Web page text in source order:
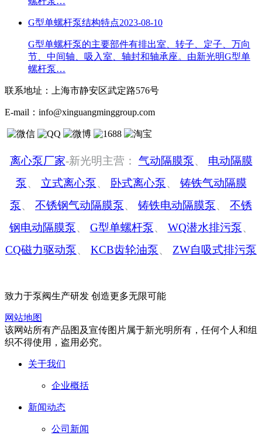
G型单螺杆泵结构特点2023-08-10
G型单螺杆泵的主要部件有排出室、转子、定子、万向
节、中间轴、吸入室、轴封和轴承座。由新光明G型单
螺杆泵…
联系地址： 上海市静安区武定路576号
E-mail： info@xinguangminggroup.com
离心泵厂家-新光明主营： 气动隔膜泵、 电动隔膜
泵、 立式离心泵、 卧式离心泵、 铸铁气动隔膜
泵、 不锈钢气动隔膜泵、 铸铁电动隔膜泵、 不锈
钢电动隔膜泵、 G型单螺杆泵、 WQ潜水排污泵、
CQ磁力驱动泵、 KCB齿轮油泵、 ZW自吸式排污泵
致力于泵阀生产研发 创造更多无限可能
网站地图
该网站所有产品图及宣传图片属于新光明所有，任何个人和组
织不得使用，盗用必究。
关于我们
企业概括
新闻动态
公司新闻